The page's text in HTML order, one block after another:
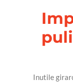
Inutile